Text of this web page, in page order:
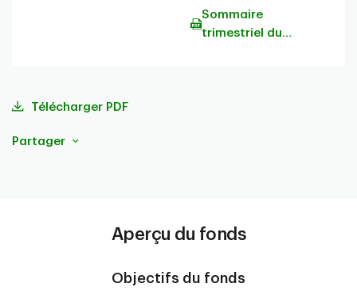
Sommaire
trimestriel du
Télécharger PDF
Partager
Aperçu du fonds
Objectifs du fonds